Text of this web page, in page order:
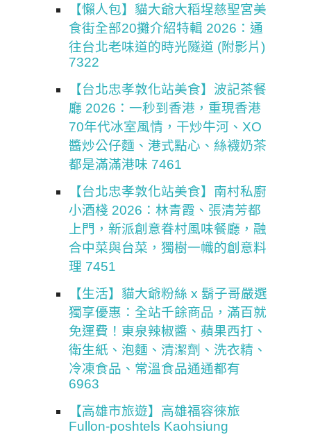
【懶人包】貓大爺大稻埕慈聖宮美
食街全部20攤介紹特輯 2026：通
往台北老味道的時光隧道 (附影片)
7322
【台北忠孝敦化站美食】波記茶餐
廳 2026：一秒到香港，重現香港
70年代冰室風情，干炒牛河、XO
醬炒公仔麵、港式點心、絲襪奶茶
都是滿滿港味 7461
【台北忠孝敦化站美食】南村私廚
小酒棧 2026：林青霞、張清芳都
上門，新派創意眷村風味餐廳，融
合中菜與台菜，獨樹一幟的創意料
理 7451
【生活】貓大爺粉絲 x 鬍子哥嚴選
獨享優惠：全站千餘商品，滿百就
免運費！東泉辣椒醬、蘋果西打、
衛生紙、泡麵、清潔劑、洗衣精、
冷凍食品、常溫食品通通都有
6963
【高雄市旅遊】高雄福容徠旅
Fullon-poshtels Kaohsiung